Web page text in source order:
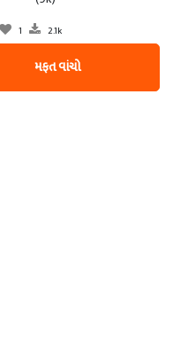
1 2.1k
મફત વાંચો